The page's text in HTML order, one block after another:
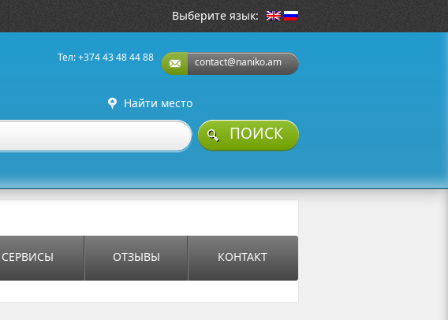
Выберите язык:
contact@naniko.am
Тел: +374 43 48 44 88
Найти место
ПОИСК
СЕРВИСЫ ОТЗЫВЫ КОНТАКТ